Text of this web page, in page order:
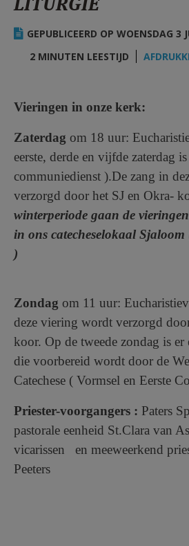
AANMELDEN OF
GEPUBLICEERD OP WOENSDAG 3
2 MINUTEN LEESTIJD
Vieringen in onze kerk:
Zaterdag om 18 uur:
eerste, derde en vijfde zaterdag
communiedienst ).De zang in
verzorgd door het SJ en Okra-
winterperiode gaan de
in ons catecheselokaal
)
Zondag om 11 uur:
deze viering wordt verzorgd
koor. Op de tweede zondag is er
die voorbereid wordt door de
Catechese ( Vormsel en Eerste
Priester-voorgangers : Paters
pastorale eenheid St.Clara van
vicarissen en meeweerkend
Peeters